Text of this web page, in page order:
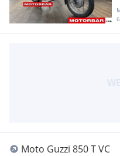
Moto Guzzi 850 T VC